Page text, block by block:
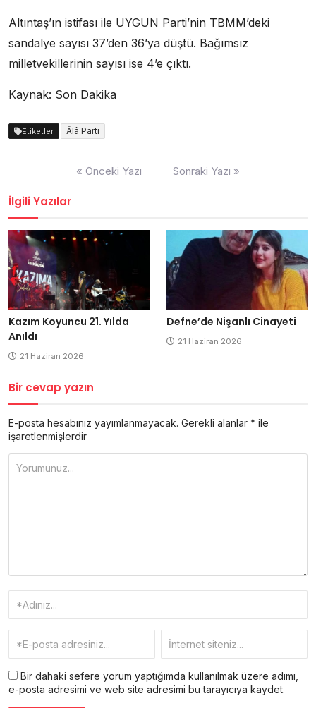
Altıntaş’ın istifası ile UYGUN Parti’nin TBMM’deki
sandalye sayısı 37’den 36’ya düştü. Bağımsız
milletvekillerinin sayısı ise 4’e çıktı.
Kaynak: Son Dakika
Etiketler Âlâ Parti
« Önceki Yazı Sonraki Yazı »
İlgili Yazılar
Kazım Koyuncu 21. Yılda
Anıldı
21 Haziran 2026
Defne’de Nişanlı Cinayeti
21 Haziran 2026
Bir cevap yazın
E-posta hesabınız yayımlanmayacak. Gerekli alanlar * ile
işaretlenmişlerdir
Bir dahaki sefere yorum yaptığımda kullanılmak üzere adımı,
e-posta adresimi ve web site adresimi bu tarayıcıya kaydet.